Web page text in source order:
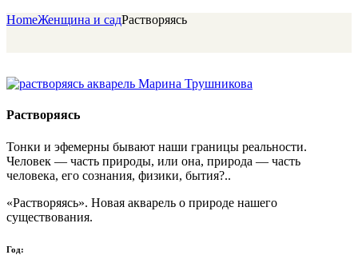
HomeЖенщина и садРастворяясь
Растворяясь
Тонки и эфемерны бывают наши границы реальности.
Человек — часть природы, или она, природа — часть
человека, его сознания, физики, бытия?..
«Растворяясь». Новая акварель о природе нашего
существования.
Год: